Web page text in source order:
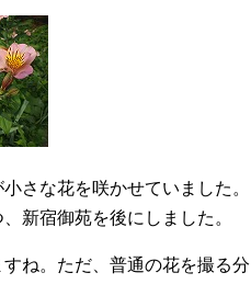
さな花を咲かせていました。
新宿御苑を後にしました。
ね。ただ、普通の花を撮る分